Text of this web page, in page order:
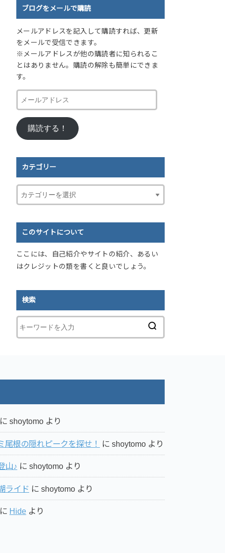
ブログをメールで購読
メールアドレスを記入して購読すれば、更新
をメールで受信できます。
※メールアドレスが他の購読者に知られるこ
とはありません。購読の解除も簡単にできま
す。
ル
ア
ド
購読する！
カテゴリー
このサイトについて
ここには、自己紹介やサイトの紹介、あるい
はクレジットの類を書くと良いでしょう。
検索
に shoytomo より
尾根の隠れピークを探せ！ に shoytomo より
山♪ に shoytomo より
ライド に shoytomo より
に Hide より